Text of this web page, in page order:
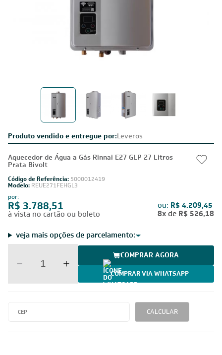
Produto vendido e entregue por:Leveros
Aquecedor de Água a Gás Rinnai E27 GLP 27 Litros
Prata Bivolt
Código de Referência: 5000012419
Modelo: REUE271FEHGL3
por:
R$ 3.788,51
à vista no cartão ou boleto
ou: R$ 4.209,45
8x de R$ 526,18
veja mais opções de parcelamento:
COMPRAR AGORA
COMPRAR VIA WHATSAPP
CALCULAR